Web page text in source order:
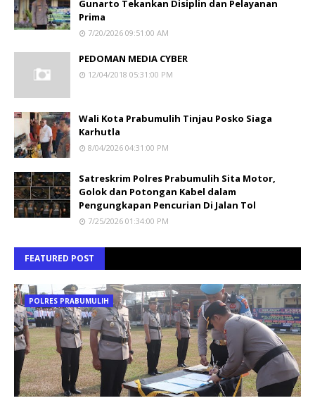
Gunarto Tekankan Disiplin dan Pelayanan
Prima
7/20/2026 09:51:00 AM
PEDOMAN MEDIA CYBER
12/04/2018 05:31:00 PM
Wali Kota Prabumulih Tinjau Posko Siaga
Karhutla
8/04/2026 04:31:00 PM
Satreskrim Polres Prabumulih Sita Motor,
Golok dan Potongan Kabel dalam
Pengungkapan Pencurian Di Jalan Tol
7/25/2026 01:34:00 PM
FEATURED POST
POLRES PRABUMULIH